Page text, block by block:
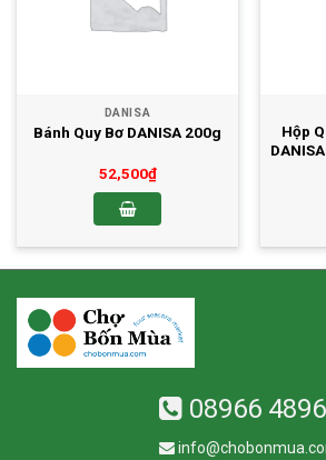
DANISA
Bánh Quy Bơ DANISA 200g
52,500₫
Hộp
08966